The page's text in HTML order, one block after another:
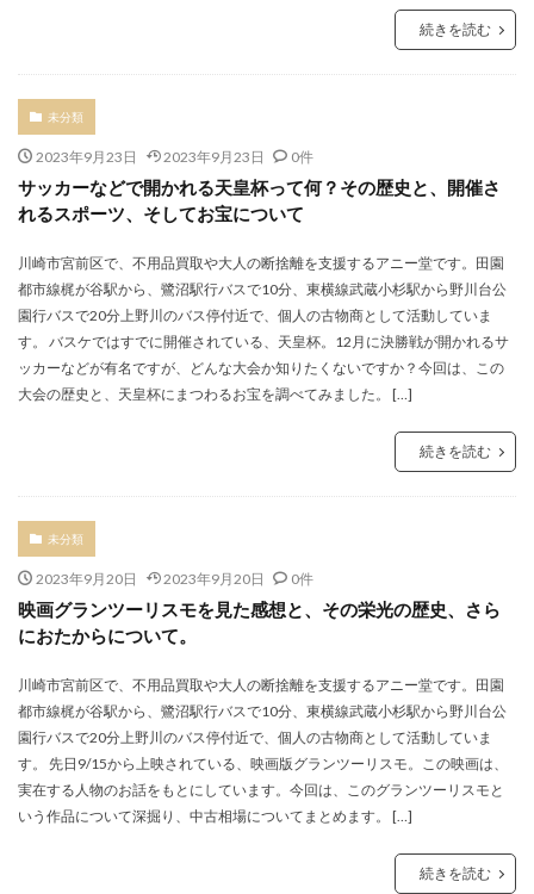
続きを読む
未分類
2023年9月23日 2023年9月23日 0件
サッカーなどで開かれる天皇杯って何？その歴史と、開催さ
れるスポーツ、そしてお宝について
川崎市宮前区で、不用品買取や大人の断捨離を支援するアニー堂です。田園
都市線梶が谷駅から、鷺沼駅行バスで10分、東横線武蔵小杉駅から野川台公
園行バスで20分上野川のバス停付近で、個人の古物商として活動していま
す。 バスケではすでに開催されている、天皇杯。12月に決勝戦が開かれるサ
ッカーなどが有名ですが、どんな大会か知りたくないですか？今回は、この
大会の歴史と、天皇杯にまつわるお宝を調べてみました。 […]
続きを読む
未分類
2023年9月20日 2023年9月20日 0件
映画グランツーリスモを見た感想と、その栄光の歴史、さら
におたからについて。
川崎市宮前区で、不用品買取や大人の断捨離を支援するアニー堂です。田園
都市線梶が谷駅から、鷺沼駅行バスで10分、東横線武蔵小杉駅から野川台公
園行バスで20分上野川のバス停付近で、個人の古物商として活動していま
す。 先日9/15から上映されている、映画版グランツーリスモ。この映画は、
実在する人物のお話をもとにしています。今回は、このグランツーリスモと
いう作品について深掘り、中古相場についてまとめます。 […]
続きを読む